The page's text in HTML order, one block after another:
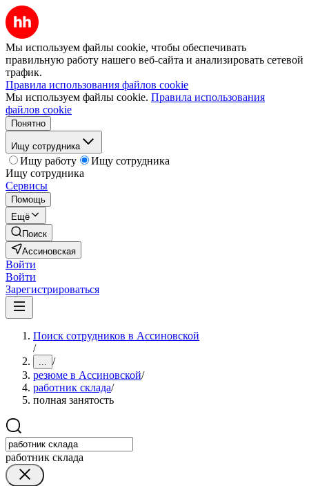
Мы используем файлы cookie, чтобы обеспечивать
правильную работу нашего веб-сайта и анализировать сетевой
трафик.
Правила использования файлов cookie
Мы используем файлы cookie. Правила использования
файлов cookie
Понятно
Ищу сотрудника
Ищу работу
Ищу сотрудника
Ищу сотрудника
Сервисы
Помощь
Ещё
Поиск
Ассиновская
Войти
Войти
Зарегистрироваться
Поиск сотрудников в Ассиновской
/
... /
резюме в Ассиновской/
работник склада/
полная занятость
работник склада